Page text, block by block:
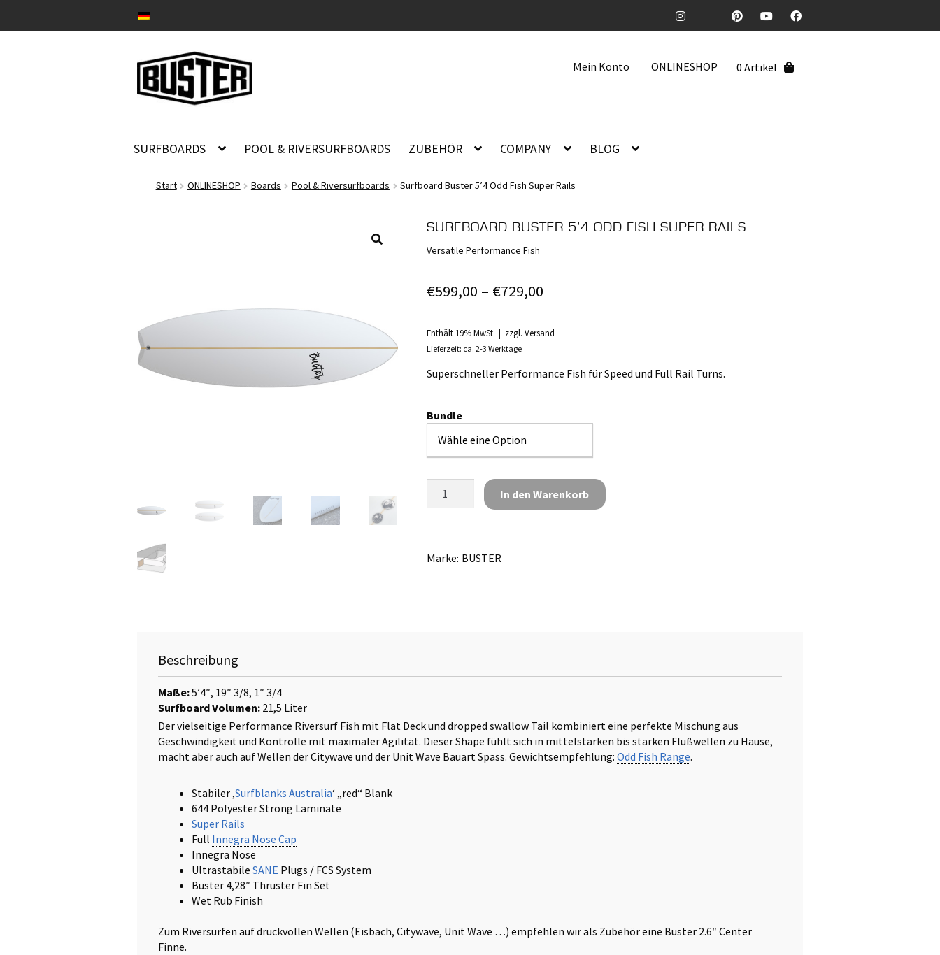
Zur
Navigation
springen
Zum
Inhalt
springen
0 Artikel
Mein Konto ONLINESHOP
SURFBOARDS POOL & RIVERSURFBOARDS ZUBEHÖR COMPANY BLOG
Start ONLINESHOP Boards Pool & Riversurfboards Surfboard Buster 5’4 Odd Fish Super Rails
SURFBOARD BUSTER 5’4 ODD FISH SUPER RAILS
Versatile Performance Fish
€599,00 – €729,00Preisspanne:
bis
Enthält 19% MwSt zzgl. Versand
Lieferzeit: ca. 2-3 Werktage
Superschneller Performance Fish für Speed und Full Rail Turns.
Bundle
Buster
Super
In den Warenkorb
Marke: BUSTER
Beschreibung
Maße:5’4″, 19″ 3/8, 1″ 3/4
Surfboard Volumen: 21,5 Liter
Der vielseitige Performance Riversurf Fish mit Flat Deck und dropped swallow Tail kombiniert eine perfekte Mischung aus
Geschwindigkeit und Kontrolle mit maximaler Agilität. Dieser Shape fühlt sich in mittelstarken bis starken Flußwellen zu Hause,
macht aber auch auf Wellen der Citywave und der Unit Wave Bauart Spass. Gewichtsempfehlung:Odd Fish Range.
Stabiler ‚Surfblanks Australia‘ „red“ Blank
644 Polyester Strong Laminate
Super Rails
Full Innegra Nose Cap
Innegra Nose
UltrastabileSANE Plugs / FCS System
Buster 4,28″ Thruster Fin Set
Wet Rub Finish
Zum Riversurfen auf druckvollen Wellen (Eisbach, Citywave, Unit Wave …) empfehlen wir als Zubehör eine Buster 2.6″ Center
Finne.